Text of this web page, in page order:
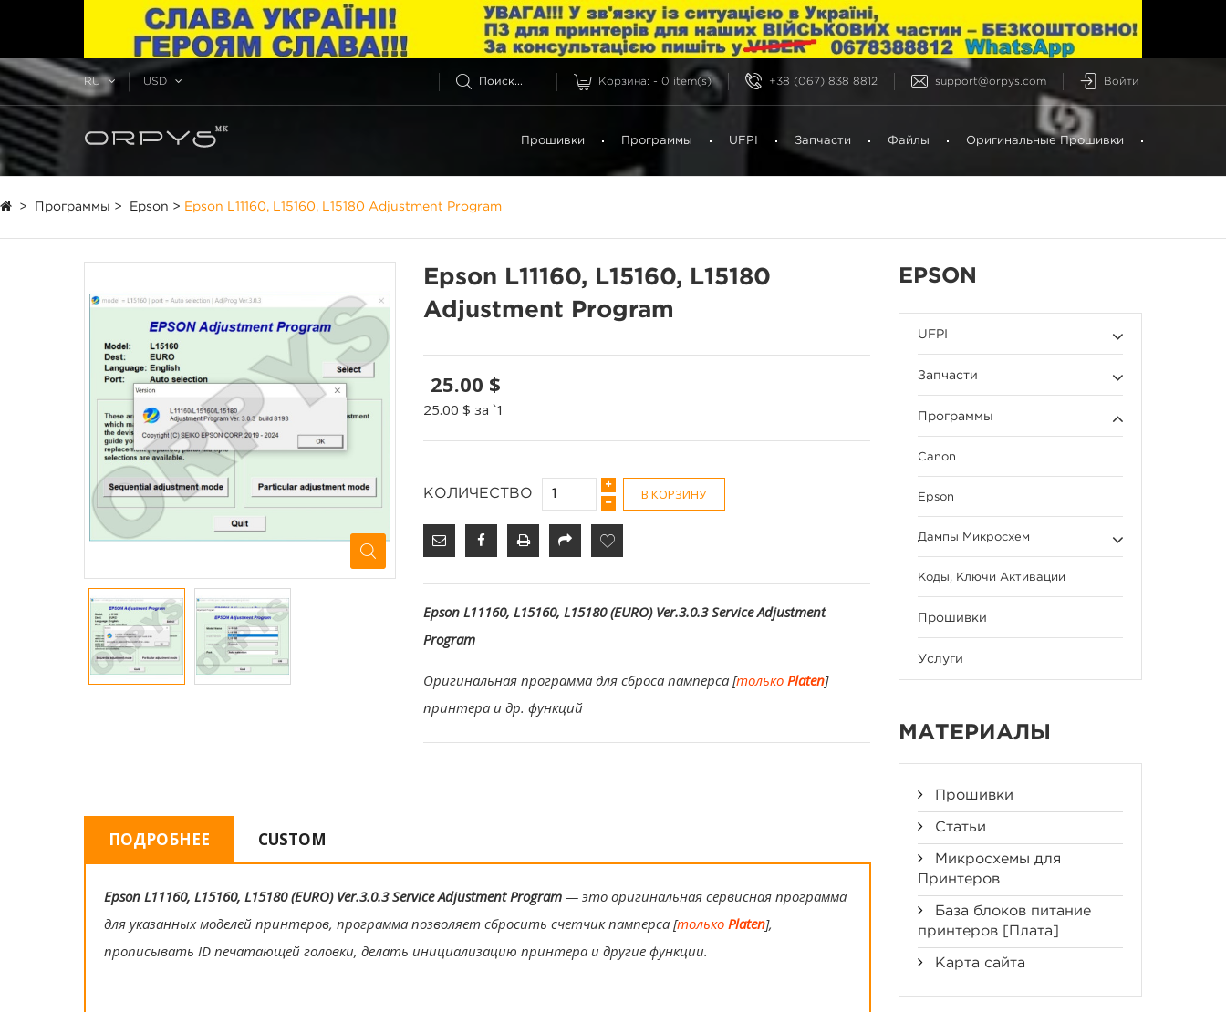
RU USD Корзина: - 0 item(s) +38 (067) 838 8812 support@orpys.com Войти
Прошивки Программы UFPI Запчасти Файлы Оригинальные Прошивки
> Программы > Epson > Epson L11160, L15160, L15180 Adjustment Program
Epson L11160, L15160, L15180
Adjustment Program
25.00 $
25.00 $ за `1
КОЛИЧЕСТВО В КОРЗИНУ
Epson L11160, L15160, L15180 (EURO) Ver.3.0.3 Service Adjustment
Program
Оригинальная программа для сброса памперса [только Platen]
принтера и др. функций
ПОДРОБНЕЕ CUSTOM
Epson L11160, L15160, L15180 (EURO) Ver.3.0.3 Service Adjustment Program — это оригинальная сервисная программа
для указанных моделей принтеров, программа позволяет сбросить счетчик памперса [только Platen],
прописывать ID печатающей головки, делать инициализацию принтера и другие функции.
EPSON
UFPI
Запчасти
Программы
Canon
Epson
Дампы Микросхем
Коды, Ключи Активации
Прошивки
Услуги
МАТЕРИАЛЫ
Прошивки
Статьи
Микросхемы для
Принтеров
База блоков питание
принтеров [Плата]
Карта сайта